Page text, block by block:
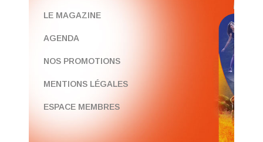
LE MAGAZINE
AGENDA
NOS PROMOTIONS
MENTIONS LÉGALES
ESPACE MEMBRES